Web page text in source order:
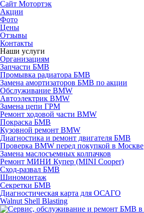
Сайт Мотортэк
Акции
Фото
Цены
Отзывы
Контакты
Наши услуги
Организациям
Запчасти БМВ
Промывка радиатора БМВ
Замена амортизаторов БМВ по акции
Обслуживание BMW
Автоэлектрик BMW
Замена цепи ГРМ
Ремонт ходовой части BMW
Покраска БМВ
Кузовной ремонт BMW
Диагностика и ремонт двигателя БМВ
Проверка BMW перед покупкой в Москве
Замена маслосъемных колпачков
Ремонт МИНИ Купер (MINI Cooper)
Сход-развал БМВ
Шиномонтаж
Секретки БМВ
Диагностическая карта для ОСАГО
Walnut Shell Blasting